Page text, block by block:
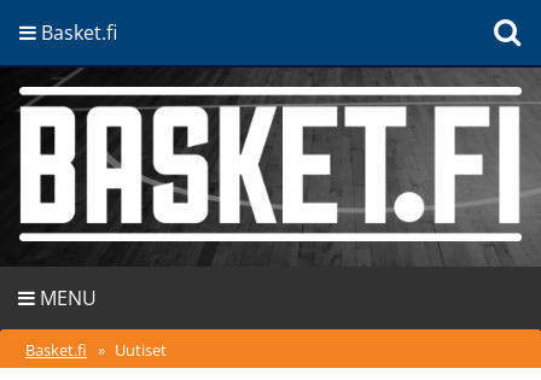
Basket.fi
MENU
Basket.fi » Uutiset